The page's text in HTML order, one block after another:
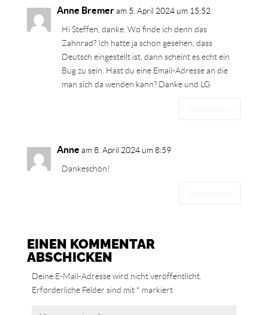
Anne Bremer am 5. April 2024 um 15:52
Hi Steffen, danke. Wo finde ich denn das
Zahnrad? Ich hatte ja schon gesehen, dass
Deutsch eingestellt ist, dann scheint es echt ein
Bug zu sein. Hast du eine Email-Adresse an die
man sich da wenden kann? Danke und LG
Anne am 8. April 2024 um 8:59
Dankeschön!
EINEN KOMMENTAR
ABSCHICKEN
Deine E-Mail-Adresse wird nicht veröffentlicht.
Erforderliche Felder sind mit * markiert